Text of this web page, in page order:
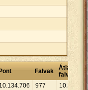
Pont Falvak
Átlagpont
falvanként
10.134.706 977 10.373